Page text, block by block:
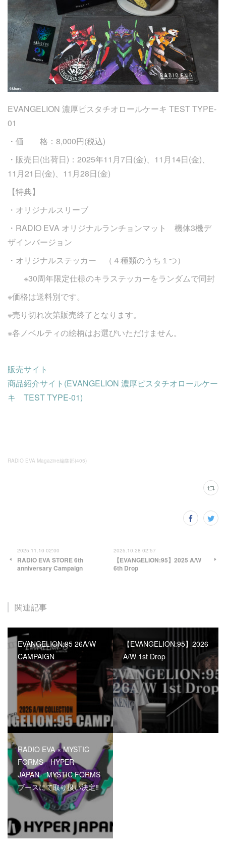
EVANGELION 濃厚ピスタチオロールケーキ TEST TYPE-
01
・価 格：8,000円(税込)
・販売日(出荷日)：2025年11月7日(金)、11月14日(金)、
11月21日(金)、11月28日(金)
【特典】
・オリジナルスリーブ
・RADIO EVA オリジナルランチョンマット 機体3機デ
ザインバージョン
・オリジナルステッカー （４種類のうち１つ）
※30周年限定仕様のキラステッカーをランダムで同封
※価格は送料別です。
※売り切れ次第販売終了となります。
※各ノベルティの絵柄はお選びいただけません。
販売サイト
商品紹介サイト(EVANGELION 濃厚ピスタチオロールケー
キ TEST TYPE-01)
RADIO EVA Magazine編集部(405)
2025.11.10 02:00
RADIO EVA STORE 6th
anniversary Campaign
2025.10.28 02:57
【EVANGELION:95】2025 A/W
6th Drop
関連記事
EVANGELION:95 26A/W
CAMPAIGN
【EVANGELION:95】2026
A/W 1st Drop
RADIO EVA × MYSTIC
FORMS HYPER
JAPAN MYSTIC FORMS
ブースにて取り扱い決定‼︎